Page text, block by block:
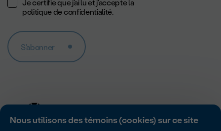
Nous utilisons des témoins (cookies) sur ce site
Je certifie que j'ai lu et j'accepte la
politique de confidentialité.
S'abonner